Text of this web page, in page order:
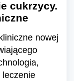
cukrzycy.
nowej
leczenie